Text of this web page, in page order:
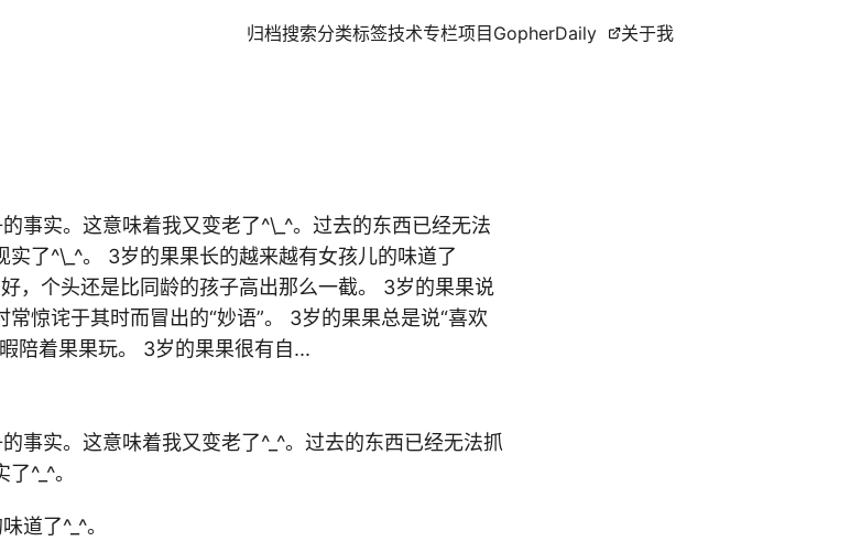
归档搜索分类标签技术专栏项目 GopherDaily 关于我
事实。这意味着我又变老了^\_^。过去的东西已经无法
了^\_^。 3岁的果果长的越来越有女孩儿的味道了
，个头还是比同龄的孩子高出那么一截。 3岁的果果说
惊诧于其时而冒出的“妙语”。 3岁的果果总是说“喜欢
陪着果果玩。 3岁的果果很有自...
事实。这意味着我又变老了^_^。过去的东西已经无法抓
^_^。
道了^_^。